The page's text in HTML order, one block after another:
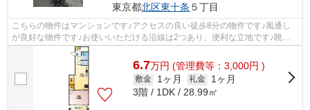
東京都北区東十条 ５丁目
こちらの物件はマンションです♪アクセスの良い徒歩8分の物件です♪風通し
が良好な物件です♪お使いいただける沿線は2つあり、便利な立地です♪眺め
の良いマンション探しは、こちらの場所...
6.7万円 (管理費等：3,000円 )
敷金 1ヶ月 礼金
1ヶ月
3階 / 1DK / 28.99㎡